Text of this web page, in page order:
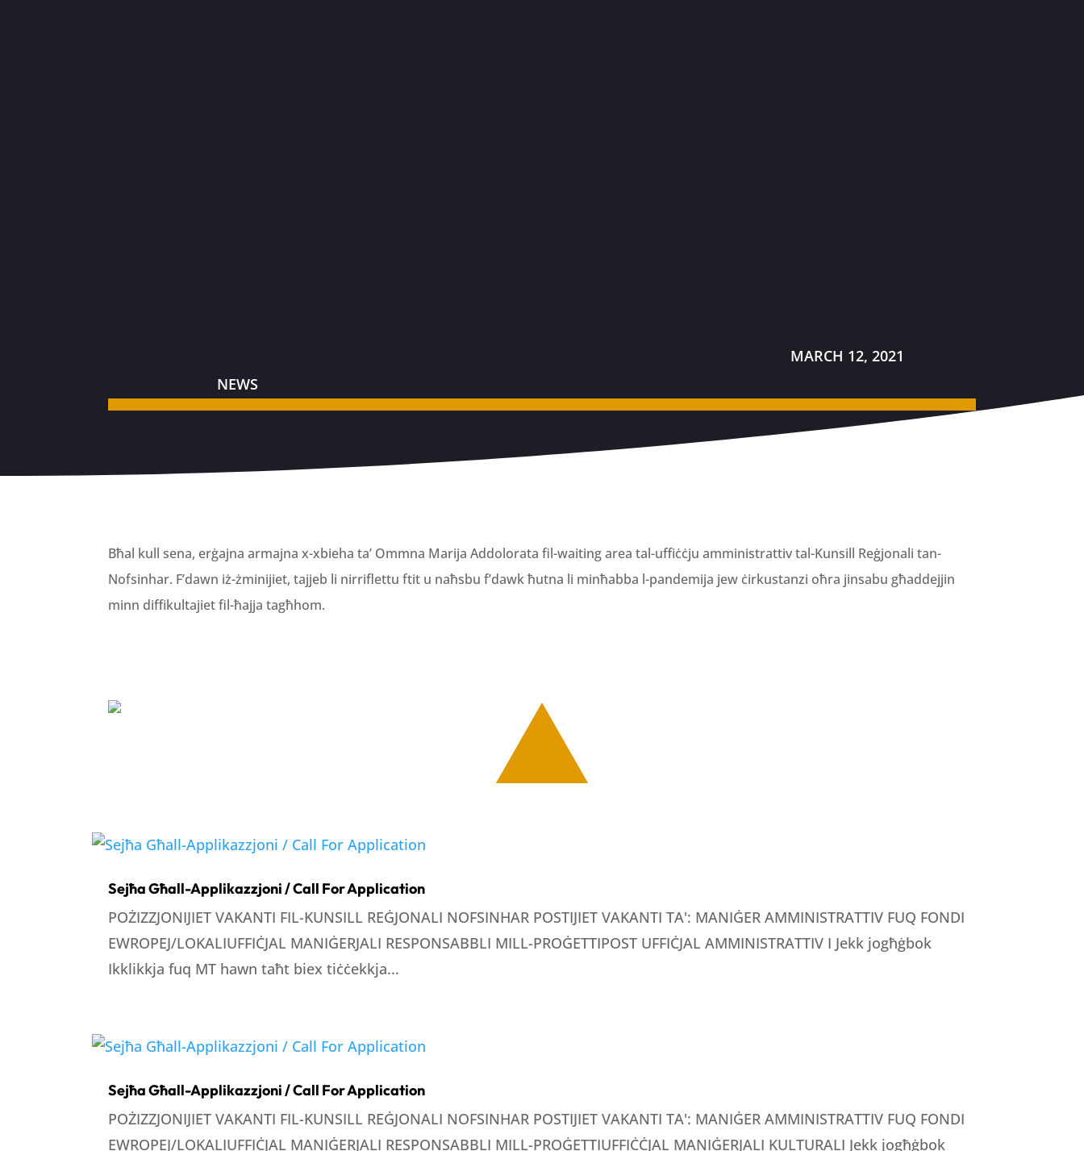
NEWS
MARCH 12, 2021
Bħal kull sena, erġajna armajna x-xbieha ta’ Ommna Marija Addolorata fil-waiting area tal-uffiċċju amministrattiv tal-Kunsill Reġjonali tan-
Nofsinhar. F’dawn iż-żminijiet, tajjeb li nirriflettu ftit u naħsbu f’dawk ħutna li minħabba l-pandemija jew ċirkustanzi oħra jinsabu għaddejjin
minn diffikultajiet fil-ħajja tagħhom.
Sejħa Għall-Applikazzjoni / Call For Application
POŻIZZJONIJIET VAKANTI FIL-KUNSILL REĠJONALI NOFSINHAR POSTIJIET VAKANTI TA': MANIĠER AMMINISTRATTIV FUQ FONDI
EWROPEJ/LOKALIUFFIĊJAL MANIĠERJALI RESPONSABBLI MILL-PROĠETTIPOST UFFIĊJAL AMMINISTRATTIV I Jekk jogħġbok
Ikklikkja fuq MT hawn taħt biex tiċċekkja...
Sejħa Għall-Applikazzjoni / Call For Application
POŻIZZJONIJIET VAKANTI FIL-KUNSILL REĠJONALI NOFSINHAR POSTIJIET VAKANTI TA': MANIĠER AMMINISTRATTIV FUQ FONDI
EWROPEJ/LOKALIUFFIĊJAL MANIĠERJALI RESPONSABBLI MILL-PROĠETTIUFFIĊĊJAL MANIĠERJALI KULTURALI Jekk jogħġbok